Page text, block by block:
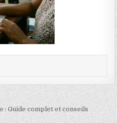
: Guide complet et conseils